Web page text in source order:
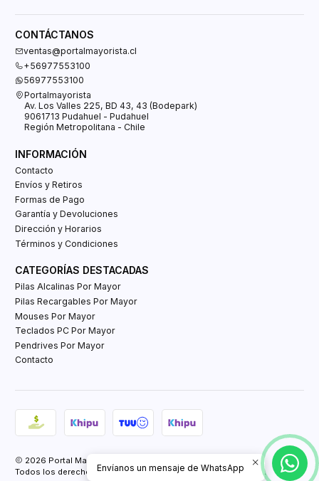
CONTÁCTANOS
ventas@portalmayorista.cl
+56977553100
56977553100
Portalmayorista
Av. Los Valles 225, BD 43, 43 (Bodepark)
9061713 Pudahuel - Pudahuel
Región Metropolitana - Chile
INFORMACIÓN
Contacto
Envíos y Retiros
Formas de Pago
Garantía y Devoluciones
Dirección y Horarios
Términos y Condiciones
CATEGORÍAS DESTACADAS
Pilas Alcalinas Por Mayor
Pilas Recargables Por Mayor
Mouses Por Mayor
Teclados PC Por Mayor
Pendrives Por Mayor
Contacto
2026 Portal Mayorista Tienda E-Commerce.
Todos los derechos reservados. Powered by Retail Market SPA
Envíanos un mensaje de WhatsApp